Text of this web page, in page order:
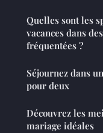
Quelles sont les
vacances dans
fréquentées ?
Séjournez dans
pour deux
Découvrez les
mariage idéales